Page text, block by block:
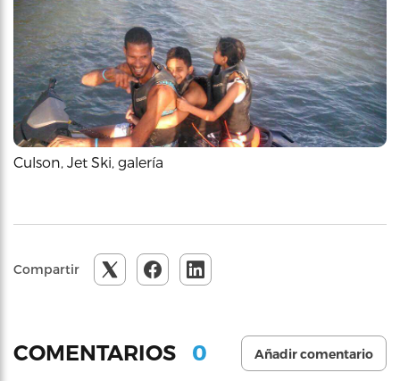
Culson, Jet Ski, galería
Compartir
COMENTARIOS 0 Añadir comentario